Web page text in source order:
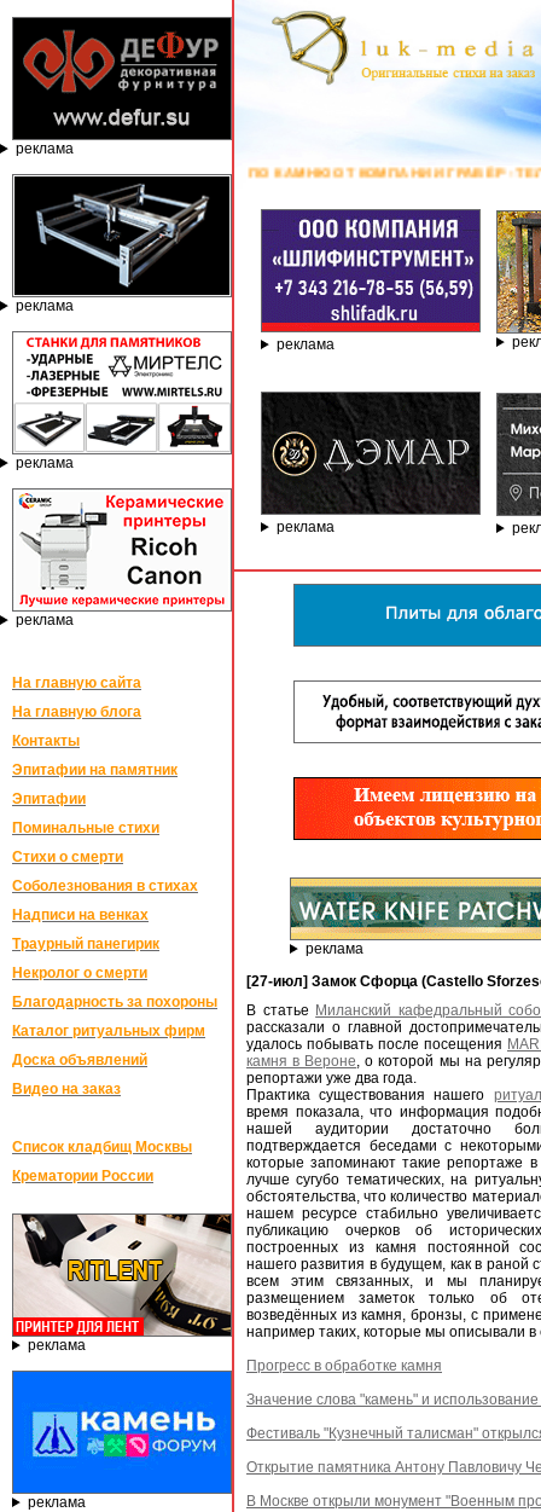
реклама
реклама
реклама
реклама
На главную сайта
На главную блога
Контакты
Эпитафии на памятник
Эпитафии
Поминальные стихи
Стихи о смерти
Соболезнования в стихах
Надписи на венках
Траурный панегирик
Некролог о смерти
Благодарность за похороны
Каталог ритуальных фирм
Доска объявлений
Видео на заказ
Список кладбищ Москвы
Крематории России
реклама
реклама
ПО КАМНЮ ОТ КОМПАНИИ ГРАВЁР - ТЕЛЕФОН 8.800.77-53-440,
реклама
реклама
реклама
[27-июл] Замок Сфорца (Castello
В статье Миланский кафедральный
рассказали о главной
удалось побывать после посещения
камня в Вероне, о которой мы на
репортажи уже два года.
Практика существования нашего
время показала, что информация
нашей аудитории достаточно
подтверждается беседами с
которые запоминают такие репортаже
лучше сугубо тематических, на
обстоятельства, что количество
нашем ресурсе стабильно
публикацию очерков об
построенных из камня постоянной
нашего развития в будущем, как в раной
всем этим связанных, и мы
размещением заметок только об
возведённых из камня, бронзы, с
например таких, которые мы описывали в
Прогресс в обработке камня
Значение слова "камень" и
Фестиваль "Кузнечный талисман"
Открытие памятника Антону Павловичу
В Москве открыли монумент "Военным